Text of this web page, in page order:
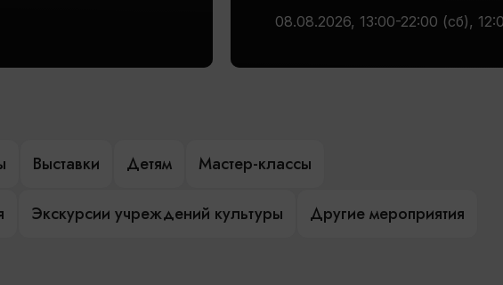
08.08.2026, 13:00-22:00 (сб),
Выставки Детям Мастер-классы
Экскурсии учреждений культуры Другие мероприятия